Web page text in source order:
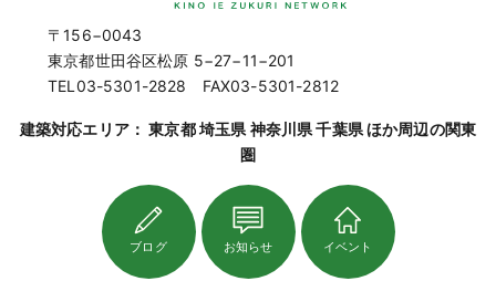
〒156−0043
東京都世田谷区松原 5−27−11−201
TEL03-5301-2828 FAX03-5301-2812
建築対応エリア： 東京都 埼玉県 神奈川県 千葉県 ほか周辺の関東
圏
ブログ お知らせ イベント